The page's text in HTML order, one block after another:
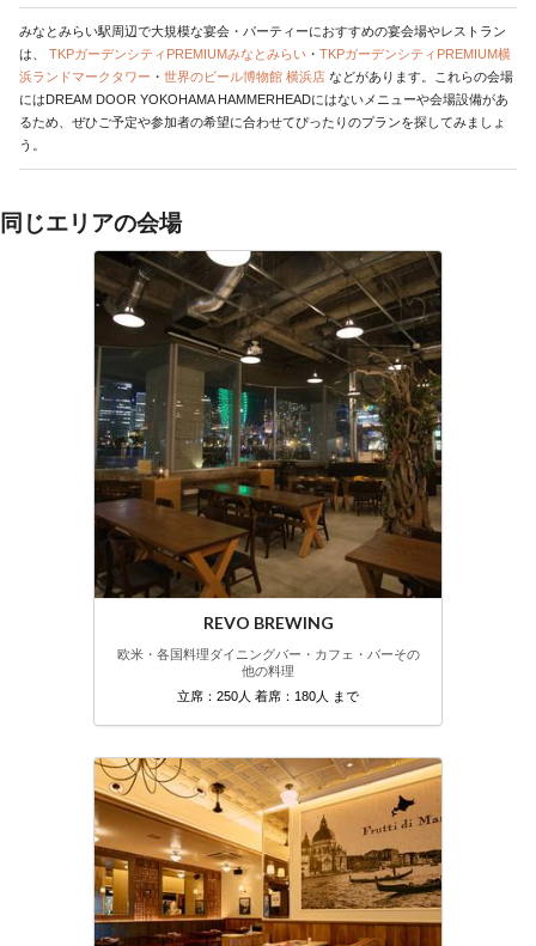
みなとみらい駅周辺で大規模な宴会・パーティーにおすすめの宴会場やレストラン
は、 TKPガーデンシティPREMIUMみなとみらい ・ TKPガーデンシティPREMIUM横
浜ランドマークタワー ・ 世界のビール博物館 横浜店 などがあります。これらの会場
にはDREAM DOOR YOKOHAMA HAMMERHEADにはないメニューや会場設備があ
るため、ぜひご予定や参加者の希望に合わせてぴったりのプランを探してみましょ
う。
同じエリアの会場
REVO BREWING
欧米・各国料理ダイニングバー・カフェ・バーその
他の料理
立席：250人 着席：180人 まで